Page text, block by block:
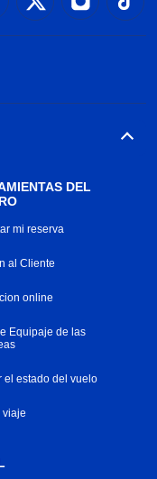
DEL
mi reserva
al Cliente
online
Equipaje de las
el estado del vuelo
viaje